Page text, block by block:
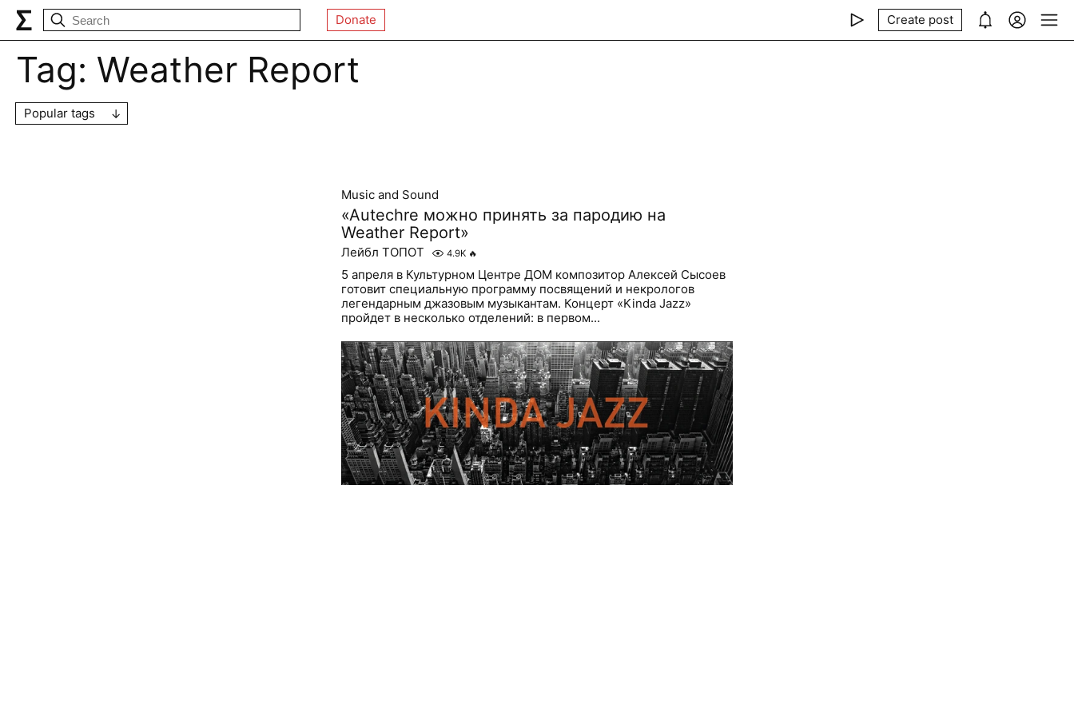
Donate Create post
Tag: Weather Report
Popular tags
Music and Sound
«Autechre можно принять за пародию на
Weather Report»
Лейбл ТОПОТ 4.9K 🔥
5 апреля в Культурном Центре ДОМ композитор Алексей Сысоев
готовит специальную программу посвящений и некрологов
легендарным джазовым музыкантам. Концерт «Kinda Jazz»
пройдет в несколько отделений: в первом...